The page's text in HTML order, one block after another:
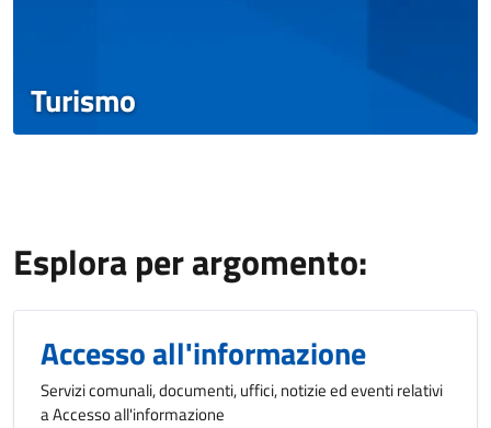
Turismo
Esplora per argomento:
Accesso all'informazione
Servizi comunali, documenti, uffici, notizie ed eventi relativi
a Accesso all'informazione